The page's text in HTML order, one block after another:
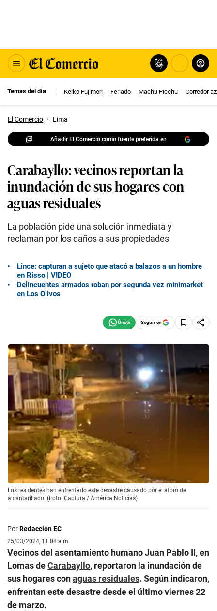
Temas del día Keiko Fujimori Feriado Machu Picchu Corredor
El Comercio · Lima
Añadir El Comercio como fuente preferida en
Carabayllo: vecinos reportan la
inundación de sus hogares con
aguas residuales
La población pide una solución inmediata y
reclaman por los daños a sus propiedades.
Lince: capturan a sujeto que atacó a balazos a un hombre
en Risso | VIDEO
Delincuentes armados roban por segunda vez minimarket
en Los Olivos
Seguir en
Los residentes han enfrentado este desastre causado por el atoro de
alcantarillado. (Foto: Captura / América Noticias)
PorRedacción EC
25/03/2024, 11:08 a.m.
Vecinos del asentamiento humano Juan Pablo II, en
Lomas deCarabayllo, reportaron la inundación de
sus hogares conaguas residuales. Según indicaron,
enfrentan este desastre desde el último viernes 22
de marzo.